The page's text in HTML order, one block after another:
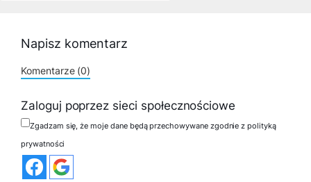
Napisz komentarz
Komentarze (0)
Zaloguj poprzez sieci społecznościowe
Zgadzam się, że moje dane będą przechowywane zgodnie z polityką
prywatności